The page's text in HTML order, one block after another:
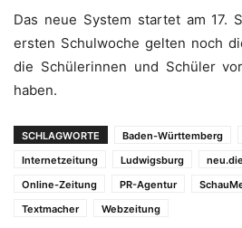
Das neue System startet am 17.
ersten Schulwoche gelten noch
die Schülerinnen und Schüler
haben.
SCHLAGWORTE Baden-Württemberg
Internetzeitung
Ludwigsburg
Online-Zeitung
PR-Agentur
Textmacher
Webzeitung